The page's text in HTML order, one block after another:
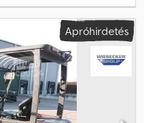
Apróhirdetés